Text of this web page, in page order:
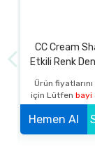
CC Cream
Etkili Renk
Ürün
için Lütfen bayi
Hemen Al